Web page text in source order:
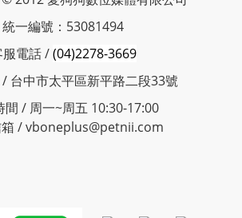
統一編號：53081494
服電話 /(04)2278-3669
台中市太平區新平路二段33號
間 / 周一~周五 10:30-17:00
/ vboneplus@petnii.com